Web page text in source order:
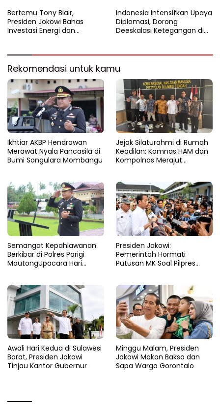
Bertemu Tony Blair,
Presiden Jokowi Bahas
Investasi Energi dan
Indonesia Intensifkan Upaya
Diplomasi, Dorong
Deeskalasi Ketegangan di
Rekomendasi untuk kamu
Ikhtiar AKBP Hendrawan
Merawat Nyala Pancasila di
Bumi Songulara Mombangu
Jejak Silaturahmi di Rumah
Keadilan: Komnas HAM dan
Kompolnas Merajut
Semangat Kepahlawanan
Berkibar di Polres Parigi
MoutongUpacara Hari
Presiden Jokowi:
Pemerintah Hormati
Putusan MK Soal Pilpres
Awali Hari Kedua di Sulawesi
Barat, Presiden Jokowi
Tinjau Kantor Gubernur
Minggu Malam, Presiden
Jokowi Makan Bakso dan
Sapa Warga Gorontalo